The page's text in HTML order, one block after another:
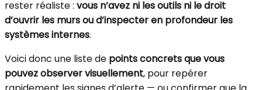
rester réaliste : vous n’avez ni les outils ni le droit
d’ouvrir les murs ou d’inspecter en profondeur les
systèmes internes.
Voici donc une liste de points concrets que vous
pouvez observer visuellement, pour repérer